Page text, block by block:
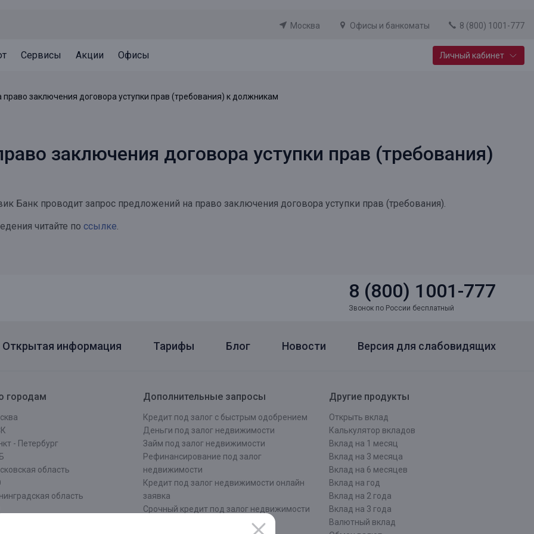
Москва Офисы и банкоматы 8 (800) 1001-777
Система страхования вкладов
Архив вкладов
Привилегии для клиентов
Реструктуризация
Документы
Кешбэк
Сервисы
Акции
Офисы Личный кабинет
заключения договора уступки прав (требования) к должникам
заключения договора уступки прав (требования)
Банк проводит запрос предложений на право заключения договора уступки прав (требования).
читайте по ссылке.
8 (800) 1001-777
Звонок по России бесплатный
Открытая информация Тарифы Блог Новости Версия для слабовидящих
городам
- Петербург
область
область
Дополнительные запросы
Кредит под залог с быстрым одобрением
Деньги под залог недвижимости
Займ под залог недвижимости
Рефинансирование под залог
недвижимости
Кредит под залог недвижимости онлайн
заявка
Срочный кредит под залог недвижимости
Оформить кредит под залог
Другие продукты
Открыть вклад
Калькулятор вкладов
Вклад на 1 месяц
Вклад на 3 месяца
Вклад на 6 месяцев
Вклад на год
Вклад на 2 года
Вклад на 3 года
Валютный вклад